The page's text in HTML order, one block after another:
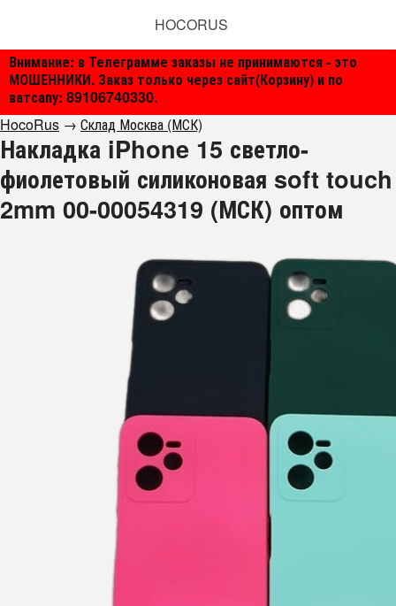
Внимание: в Телеграмме заказы не принимаются - это
МОШЕННИКИ. Заказ только через сайт(Корзину) и по
ватсапу: 89106740330.
HOCORUS
HocoRus → Склад Москва (МСК)
Накладка iPhone 15 светло-
фиолетовый силиконовая soft touch
2mm 00-00054319 (МСК) оптом